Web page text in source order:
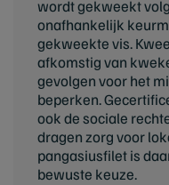
wordt gekweekt
onafhankelijk
gekweekte vis.
afkomstig van
gevolgen voor het
beperken.
ook de sociale
dragen zorg voor
pangasiusfilet is
bewuste keuze.